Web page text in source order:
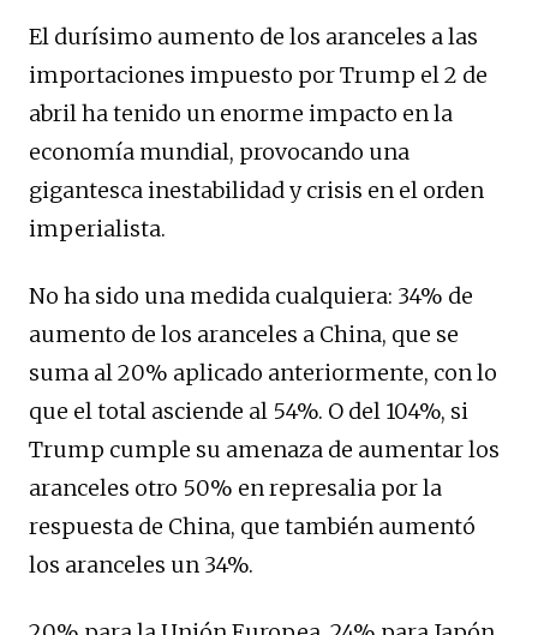
El durísimo aumento de los aranceles a las
importaciones impuesto por Trump el 2 de
abril ha tenido un enorme impacto en la
economía mundial, provocando una
gigantesca inestabilidad y crisis en el orden
imperialista.
No ha sido una medida cualquiera: 34% de
aumento de los aranceles a China, que se
suma al 20% aplicado anteriormente, con lo
que el total asciende al 54%. O del 104%, si
Trump cumple su amenaza de aumentar los
aranceles otro 50% en represalia por la
respuesta de China, que también aumentó
los aranceles un 34%.